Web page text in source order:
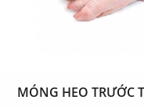
MÓNG HEO TRƯỚC